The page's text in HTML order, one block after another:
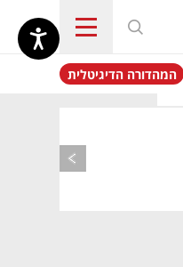
נפתח בכרטיסייה חדשה
המהדורה הדיגיטלית